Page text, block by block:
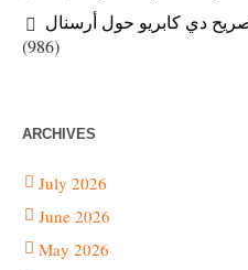
دي كابريو حول أرسنال
(986)
ARCHIVES
July 2026
June 2026
May 2026